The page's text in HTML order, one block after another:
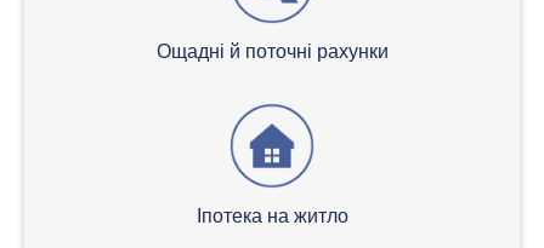
Ощадні й поточні рахунки
Іпотека на житло